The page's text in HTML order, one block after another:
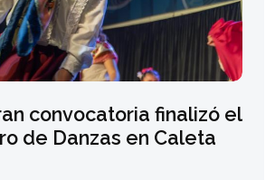
convocatoria finalizó el
de Danzas en Caleta